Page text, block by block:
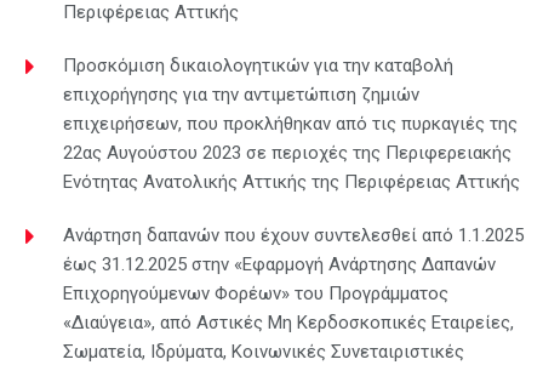
Περιφέρειας Αττικής
Προσκόμιση δικαιολογητικών για την καταβολή
επιχορήγησης για την αντιμετώπιση ζημιών
επιχειρήσεων, που προκλήθηκαν από τις πυρκαγιές της
22ας Αυγούστου 2023 σε περιοχές της Περιφερειακής
Ενότητας Ανατολικής Αττικής της Περιφέρειας Αττικής
Ανάρτηση δαπανών που έχουν συντελεσθεί από 1.1.2025
έως 31.12.2025 στην «Εφαρμογή Ανάρτησης Δαπανών
Επιχορηγούμενων Φορέων» του Προγράμματος
«Διαύγεια», από Αστικές Μη Κερδοσκοπικές Εταιρείες,
Σωματεία, Ιδρύματα, Κοινωνικές Συνεταιριστικές